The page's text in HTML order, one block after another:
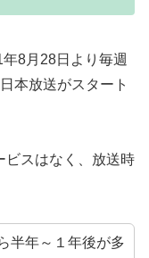
8月28日より毎週
本放送がスタート
ビスはなく、放送時
半年～１年後が多